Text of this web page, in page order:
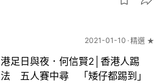
2021-01-10 精選 ★
港足日與夜．何信賢2│香港人踢
法 五人賽中尋 「矮仔都踢到」